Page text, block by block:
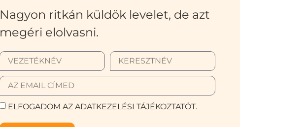
Nagyon ritkán küldök levelet, de azt
megéri elolvasni.
ELFOGADOM AZ ADATKEZELÉSI TÁJÉKOZTATÓT.